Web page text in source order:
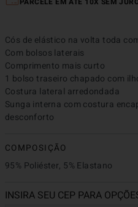
Cós de elástico na volta toda
Com bolsos laterais
Comprimento mais curto
1 bolso traseiro chapado com
Costura lateral arredondada
Sunga interna com costura
desconforto
COMPOSIÇÃO
95% Poliéster, 5% Elastano